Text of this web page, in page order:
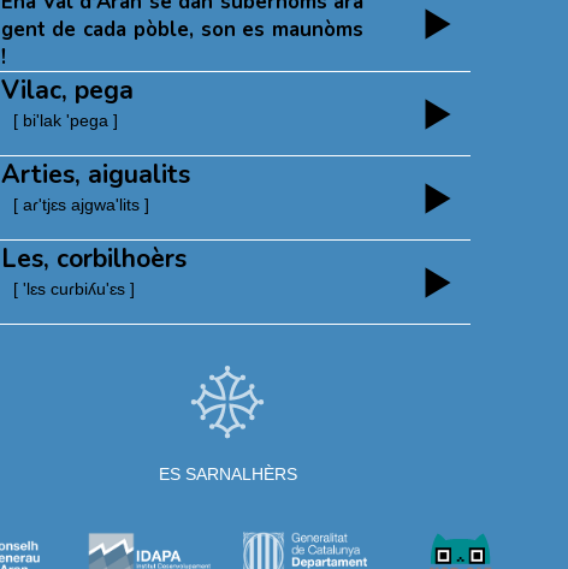
gent de cada pòble, son es maunòms
!
Vilac, pega
[ bi'lak 'pega ]
Arties, aigualits
[ aɾ'tjɛs ajgwa'lits ]
Les, corbilhoèrs
[ 'lɛs cuɾbiʎu'ɛs ]
ES SARNALHÈRS